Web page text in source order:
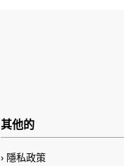
其他的
隱私政策